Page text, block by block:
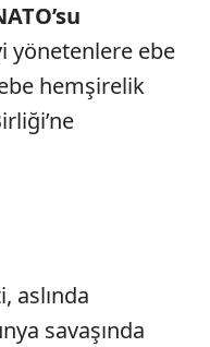
yönetenlere ebe
hemşirelik
aslında
savaşında